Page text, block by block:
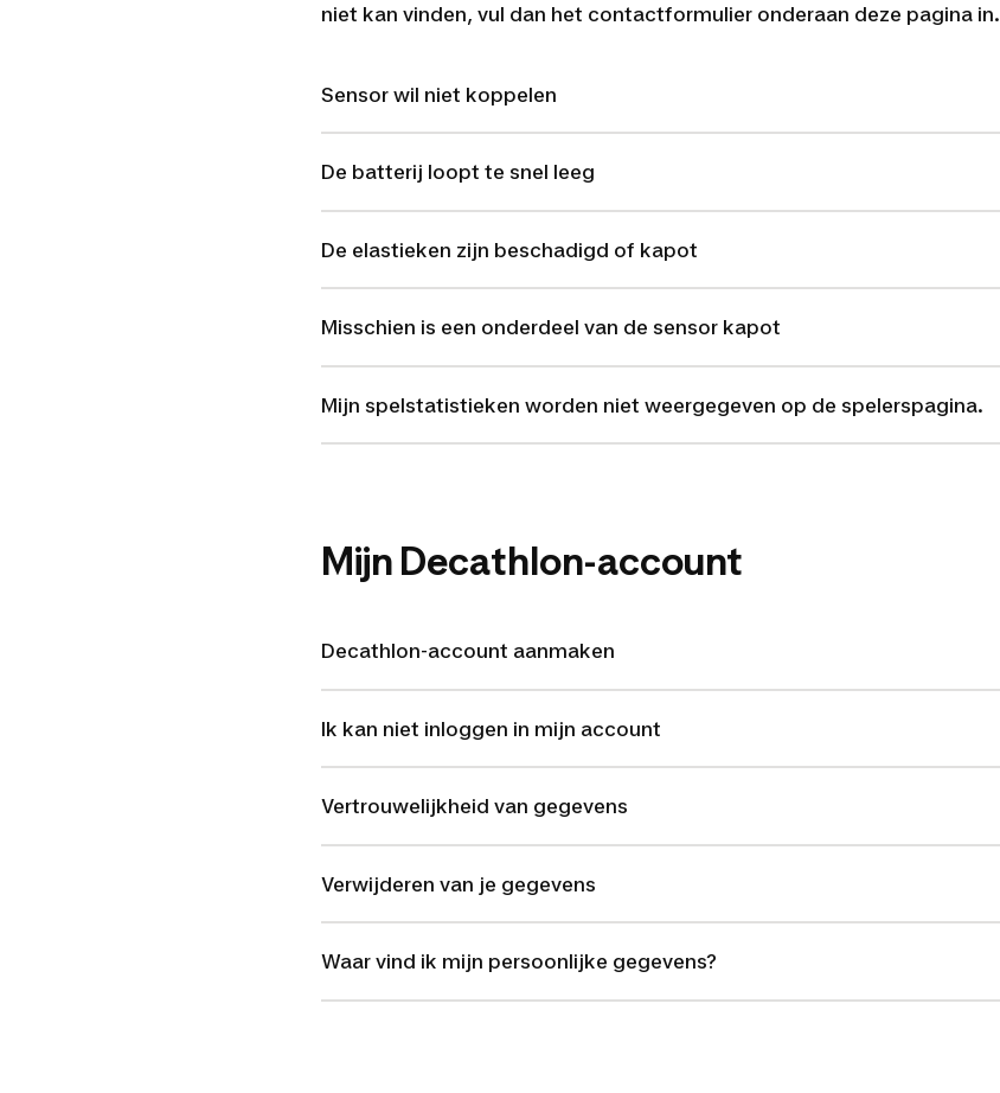
niet kan vinden, vul dan het contactformulier onderaan deze pagina in.
Sensor wil niet koppelen
De batterij loopt te snel leeg
De elastieken zijn beschadigd of kapot
Misschien is een onderdeel van de sensor kapot
Mijn spelstatistieken worden niet weergegeven op de spelerspagina.
Mijn Decathlon-account
Decathlon-account aanmaken
Ik kan niet inloggen in mijn account
Vertrouwelijkheid van gegevens
Verwijderen van je gegevens
Waar vind ik mijn persoonlijke gegevens?